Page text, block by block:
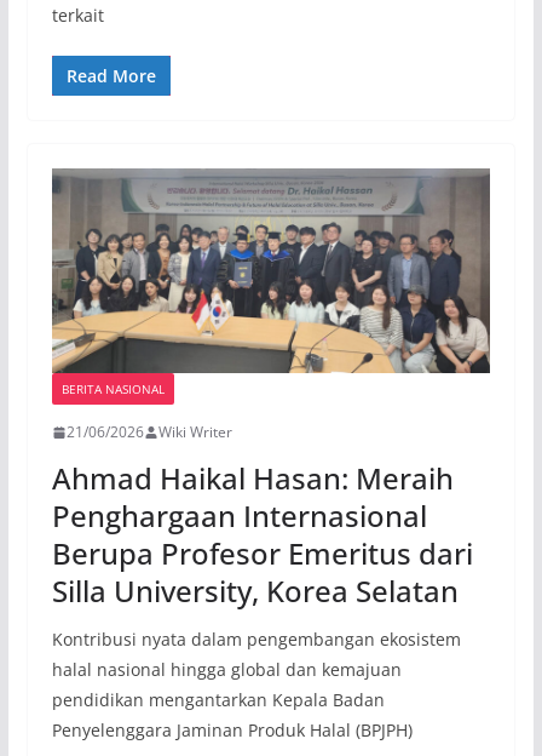
terkait
Read More
BERITA NASIONAL
21/06/2026 Wiki Writer
Ahmad Haikal Hasan: Meraih
Penghargaan Internasional
Berupa Profesor Emeritus dari
Silla University, Korea Selatan
Kontribusi nyata dalam pengembangan ekosistem
halal nasional hingga global dan kemajuan
pendidikan mengantarkan Kepala Badan
Penyelenggara Jaminan Produk Halal (BPJPH)